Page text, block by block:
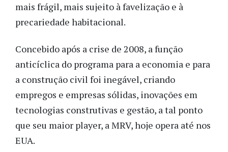
mais frágil, mais sujeito à favelização e à
precariedade habitacional.
Concebido após a crise de 2008, a função
anticíclica do programa para a economia e para
a construção civil foi inegável, criando
empregos e empresas sólidas, inovações em
tecnologias construtivas e gestão, a tal ponto
que seu maior player, a MRV, hoje opera até nos
EUA.